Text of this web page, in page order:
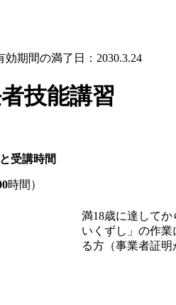
期間の満了日：2030.3.24
技能講習
受講時間
時間）
満18歳に達して
いくずし」の作
る方（事業者証明